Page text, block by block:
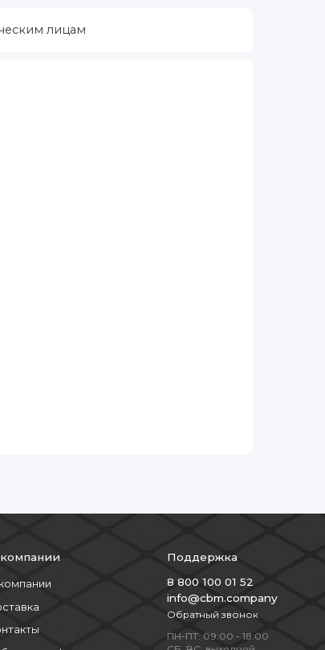
лицам
Поддержка
8 800 100 01 52
info@cbm.company
Обратный звонок
ПН-ПТ: 09:00 - 18:00